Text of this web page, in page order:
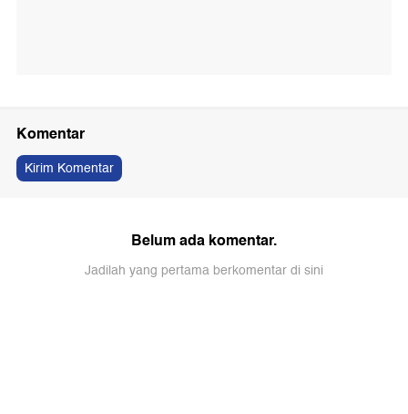
Komentar
Kirim Komentar
Belum ada komentar.
Jadilah yang pertama berkomentar di sini